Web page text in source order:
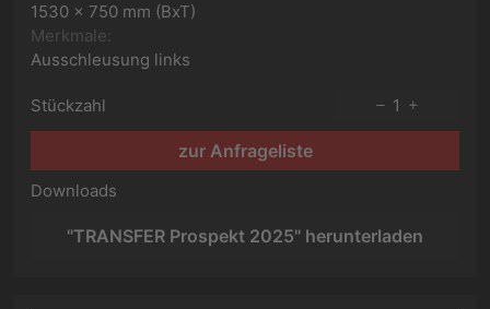
1530 x 750 mm (BxT)
Merkmale:
Ausschleusung links
Stückzahl 1
zur Anfrageliste
Downloads
"TRANSFER Prospekt 2025" herunterladen